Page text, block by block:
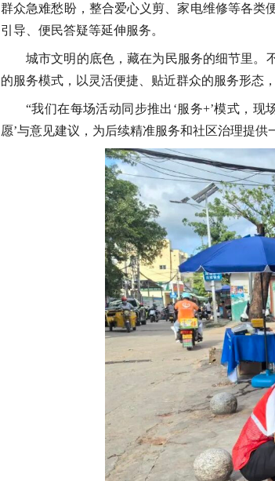
群众急难愁盼，整合爱心义剪、家电维修等各类
引导、便民答疑等延伸服务。
城市文明的底色，藏在为民服务的细节里。
的服务模式，以灵活便捷、贴近群众的服务形态
“我们在每场活动同步推出‘服务+’模式，
愿’与意见建议，为后续精准服务和社区治理提供